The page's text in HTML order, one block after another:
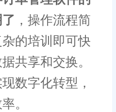
，操作流程简
的培训即可快
共享和交换。
数字化转型，
。